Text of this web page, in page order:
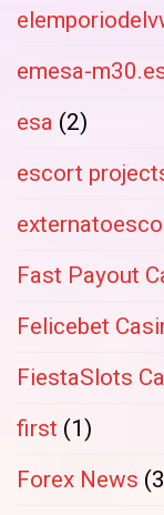
emesa-
esa (2)
escort
Fast Payout
Felicebet
FiestaSlots
first (1)
Forex News